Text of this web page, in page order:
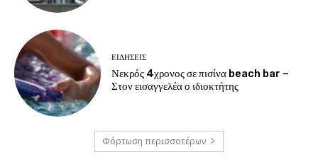
ΕΙΔΗΣΕΙΣ
Νεκρός 4χρονος σε πισίνα beach bar –
Στον εισαγγελέα ο ιδιοκτήτης
Φόρτωση περισσοτέρων